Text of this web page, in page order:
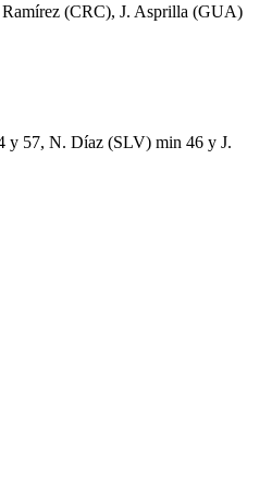
(CRC), J. Asprilla (GUA)
y 57, N. Díaz (SLV) min 46 y J.